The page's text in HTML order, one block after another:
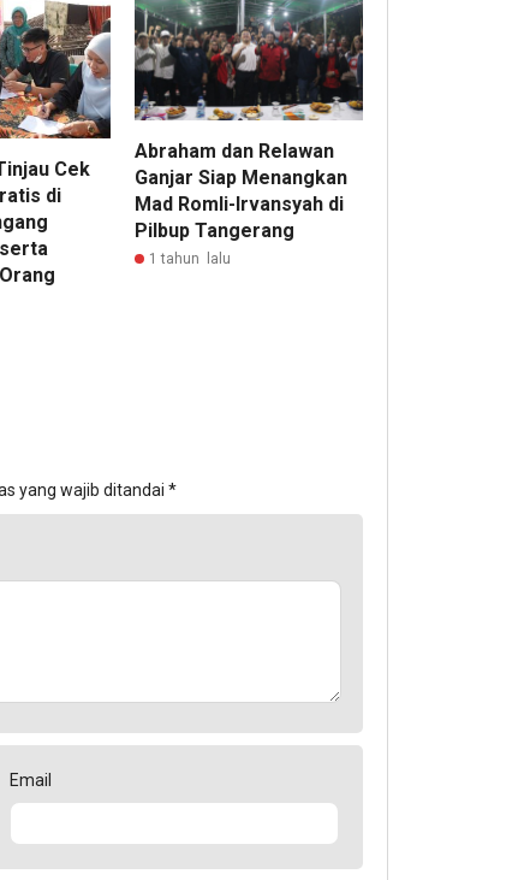
Cek
di
Abraham dan Relawan
Ganjar Siap Menangkan
Mad Romli-Irvansyah di
Pilbup Tangerang
1 tahun lalu
yang wajib ditandai *
Email